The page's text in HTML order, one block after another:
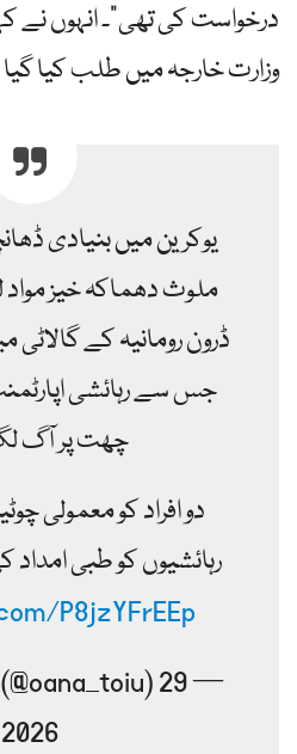
درخواست کی تھی”۔ انہوں نے
وزارت خارجہ میں طلب کیا
یوکرین میں بنیادی
ملوث دھماکہ خیز مواد
ڈرون رومانیہ کے گالاٹی
جس سے رہائشی
چھت پر آگ
دو افراد کو معمولی
رہائشیوں کو طبی
P8jzYFrEEp
2026